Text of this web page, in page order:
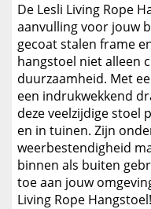
De Lesli Living Rope
aanvulling voor jouw
gecoat stalen frame
hangstoel niet alleen
duurzaamheid. Met
een indrukwekkend
deze veelzijdige stoel
en in tuinen. Zijn
weerbestendigheid
binnen als buiten
toe aan jouw
Living Rope Hangstoel!